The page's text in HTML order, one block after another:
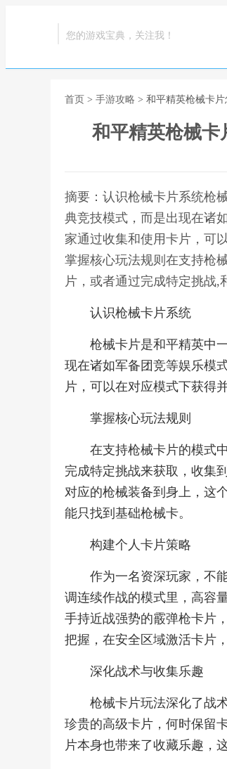
您的游戏宝典，关注我！
首页 > 手游攻略 > 和平精英枪械卡
和平精英枪械卡
摘要：认识枪械卡片系统枪
典竞技模式，而是出现在诸
家通过收集和使用卡片，可
掌握核心玩法规则在支持枪
片，或者通过完成特定挑战,
认识枪械卡片系统
枪械卡片是和平精英中
现在诸如军备团竞等娱乐模
片，可以在对应模式下获得
掌握核心玩法规则
在支持枪械卡片的模式
完成特定挑战来获取，收集
对应的枪械装备到身上，这
能只找到基础枪械卡。
构建个人卡片策略
作为一名资深玩家，不
调连续作战的模式里，高容
手持近战强势的霰弹枪卡片
把握，在安全区域激活卡片
深化战术与收集乐趣
枪械卡片玩法深化了战
珍贵的高级卡片，何时保留
片本身也带来了收藏乐趣，